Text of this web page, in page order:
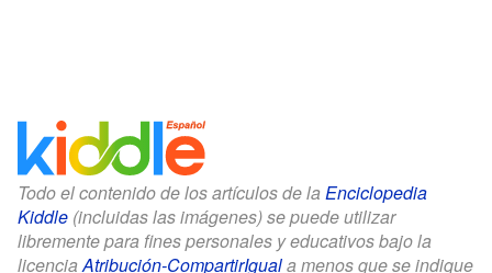
Todo el contenido de los artículos de la Enciclopedia
Kiddle (incluidas las imágenes) se puede utilizar
libremente para fines personales y educativos bajo la
licenciaAtribución-CompartirIguala menos que se indique